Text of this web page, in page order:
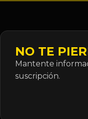
NO TE
Mantente
suscripción.